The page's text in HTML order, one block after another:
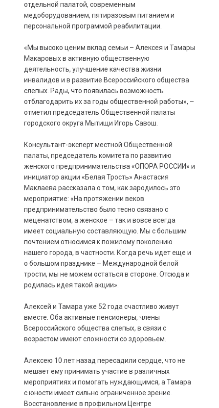
отдельной палатой, современным
медоборудованием, пятиразовым питанием и
персональной программой реабилитации.
«Мы высоко ценим вклад семьи – Алексея и Тамары
Макаровых в активную общественную
деятельность, улучшение качества жизни
инвалидов и в развитие Всероссийского общества
слепых. Рады, что появилась возможность
отблагодарить их за годы общественной работы», –
отметил председатель Общественной палаты
городского округа Мытищи Игорь Савош.
Консультант-эксперт местной Общественной
палаты, председатель комитета по развитию
женского предпринимательства «ОПОРА РОССИИ» и
инициатор акции «Белая Трость» Анастасия
Маклаева рассказала о том, как зародилось это
мероприятие: «На протяжении веков
предпринимательство было тесно связано с
меценатством, а женское – так и вовсе всегда
имеет социальную составляющую. Мы с большим
почтением относимся к пожилому поколению
нашего города, в частности. Когда речь идет еще и
о большом празднике – Международной белой
трости, мы не можем остаться в стороне. Отсюда и
родилась идея такой акции».
Алексей и Тамара уже 52 года счастливо живут
вместе. Оба активные пенсионеры, члены
Всероссийского общества слепых, в связи с
возрастом имеют сложности со здоровьем.
Алексею 10 лет назад пересадили сердце, что не
мешает ему принимать участие в различных
мероприятиях и помогать нуждающимся, а Тамара
с юности имеет сильно ограниченное зрение.
Восстановление в профильном Центре